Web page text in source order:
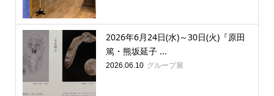
2026年6月24日(水)～30日(火)『原田
篤・熊坂延子 ...
2026.06.10 グループ展